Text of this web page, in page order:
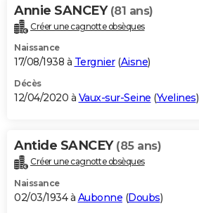
Annie SANCEY (81 ans)
Créer une cagnotte obsèques
Naissance
17/08/1938 à Tergnier(Aisne)
Décès
12/04/2020 à Vaux-sur-Seine (Yvelines)
Antide SANCEY (85 ans)
Créer une cagnotte obsèques
Naissance
02/03/1934 à Aubonne (Doubs)